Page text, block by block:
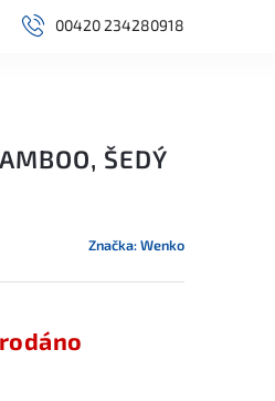
PŘÍSLUŠENSTVÍ
00420 234280918
ŠEDÝ
Značka:Wenko